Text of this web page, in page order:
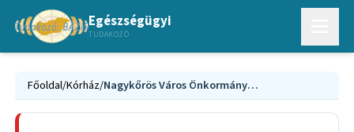
Egészségügyi
TUDAKOZÓ
Főoldal/Kórház/ Nagykőrös Város Önkormányzat Rehabilitációs Szakkórháza és Rendelőintézete